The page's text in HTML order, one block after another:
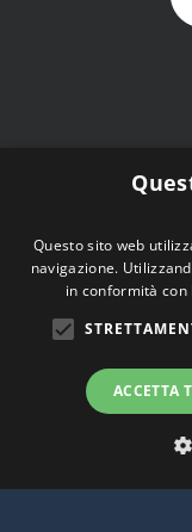
FITAV -
Questo sito web
navigazione.
in conformità
ACCETTA